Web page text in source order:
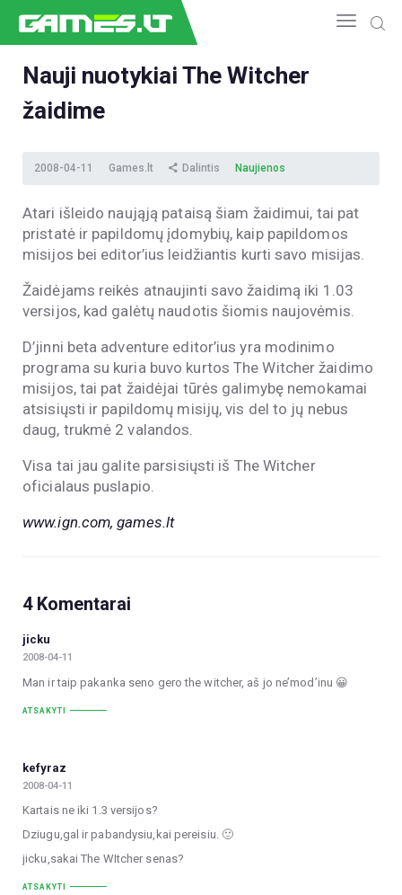
NAUJIENOS
ESPORTAS
VIDEO
APŽVALGOS
Nauji nuotykiai The Witcher
žaidime
2008-04-11 Games.lt Dalintis Naujienos
Atari išleido naująją pataisą šiam žaidimui, tai pat
pristatė ir papildomų įdomybių, kaip papildomos
misijos bei editor’ius leidžiantis kurti savo misijas.
Žaidėjams reikės atnaujinti savo žaidimą iki 1.03
versijos, kad galėtų naudotis šiomis naujovėmis.
D’jinni beta adventure editor’ius yra modinimo
programa su kuria buvo kurtos The Witcher žaidimo
misijos, tai pat žaidėjai tūrės galimybę nemokamai
atsisiųsti ir papildomų misijų, vis del to jų nebus
daug, trukmė 2 valandos.
Visa tai jau galite parsisiųsti iš The Witcher
oficialaus puslapio.
www.ign.com, games.lt
4 Komentarai
jicku
2008-04-11
Man ir taip pakanka seno gero the witcher, aš jo ne’mod’inu 😀
ATSAKYTI
kefyraz
2008-04-11
Kartais ne iki 1.3 versijos?
Dziugu,gal ir pabandysiu,kai pereisiu. 🙂
jicku,sakai The WItcher senas?
ATSAKYTI